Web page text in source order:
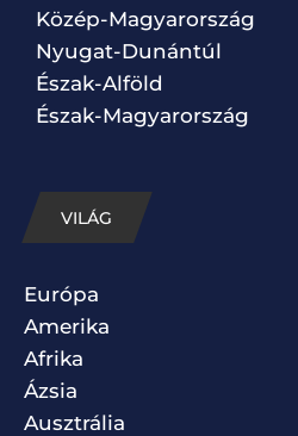
Közép-Magyarország
Nyugat-Dunántúl
Észak-Alföld
Észak-Magyarország
VILÁG
Európa
Amerika
Afrika
Ázsia
Ausztrália